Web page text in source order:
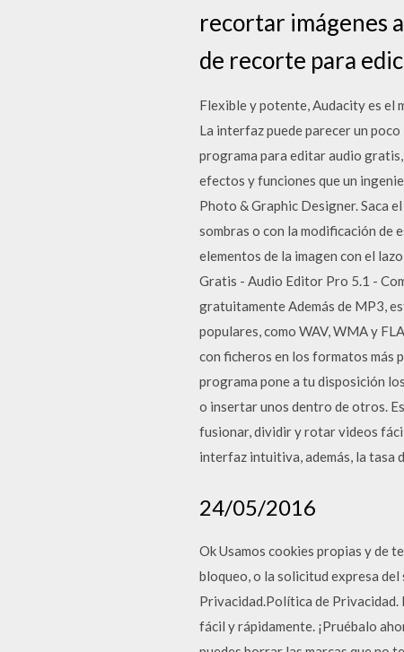
recortar imágenes
de recorte para
Flexible y potente, Audacity es el
La interfaz puede parecer un
programa para editar audio
efectos y funciones que un
Photo & Graphic Designer. Saca
sombras o con la modificación
elementos de la imagen con el
Gratis - Audio Editor Pro 5.1 -
gratuitamente Además de MP3,
populares, como WAV, WMA y
con ficheros en los formatos más
programa pone a tu disposición
o insertar unos dentro de otros.
fusionar, dividir y rotar videos
interfaz intuitiva, además, la tasa
24/05/2016
Ok Usamos cookies propias y de
bloqueo, o la solicitud expresa
Privacidad.Política de
fácil y rápidamente. ¡Pruébalo